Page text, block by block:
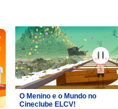
O Menino e o Mundo no
Cineclube ELCV!